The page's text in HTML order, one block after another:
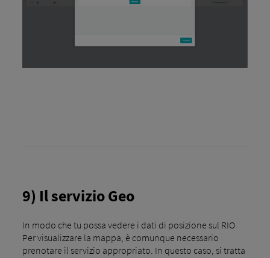
9) Il servizio Geo
In modo che tu possa vedere i dati di posizione sul RIO
Per visualizzare la mappa, è comunque necessario
prenotare il servizio appropriato. In questo caso, si tratta